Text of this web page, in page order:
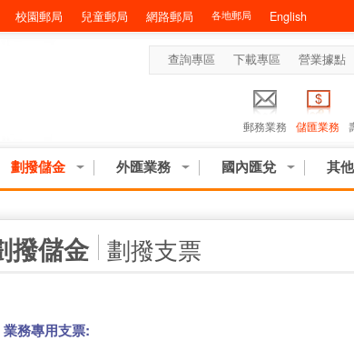
校園郵局 兒童郵局 網路郵局 各地郵局 English
查詢專區 下載專區 營業據點
郵務業務 儲匯業務
劃撥儲金 外匯業務 國內匯兌 其
撥儲金 劃撥支票
業務專用支票: